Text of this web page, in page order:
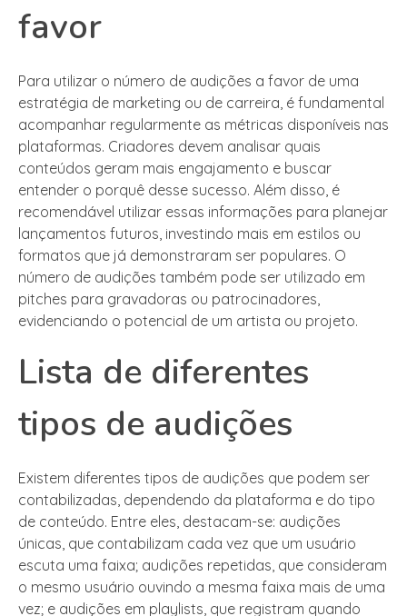
favor
Para utilizar o número de audições a favor de uma
estratégia de marketing ou de carreira, é fundamental
acompanhar regularmente as métricas disponíveis nas
plataformas. Criadores devem analisar quais
conteúdos geram mais engajamento e buscar
entender o porquê desse sucesso. Além disso, é
recomendável utilizar essas informações para planejar
lançamentos futuros, investindo mais em estilos ou
formatos que já demonstraram ser populares. O
número de audições também pode ser utilizado em
pitches para gravadoras ou patrocinadores,
evidenciando o potencial de um artista ou projeto.
Lista de diferentes
tipos de audições
Existem diferentes tipos de audições que podem ser
contabilizadas, dependendo da plataforma e do tipo
de conteúdo. Entre eles, destacam-se: audições
únicas, que contabilizam cada vez que um usuário
escuta uma faixa; audições repetidas, que consideram
o mesmo usuário ouvindo a mesma faixa mais de uma
vez; e audições em playlists, que registram quando